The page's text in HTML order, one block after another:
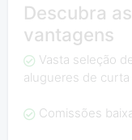
Descubra
vantagens
Vasta seleção
alugueres de
Comissões